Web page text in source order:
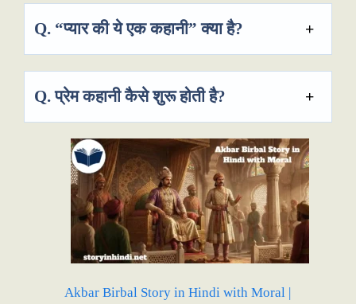
Q. “प्यार की ये एक कहानी” क्या है?
Q.प्रेम कहानी कैसे शुरू होती है?
Akbar Birbal Story in Hindi with Moral |